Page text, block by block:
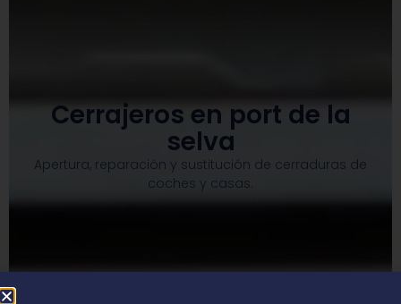
Cerrajeros en port de la
selva
Apertura, reparación y sustitución de cerraduras de
coches y casas.​